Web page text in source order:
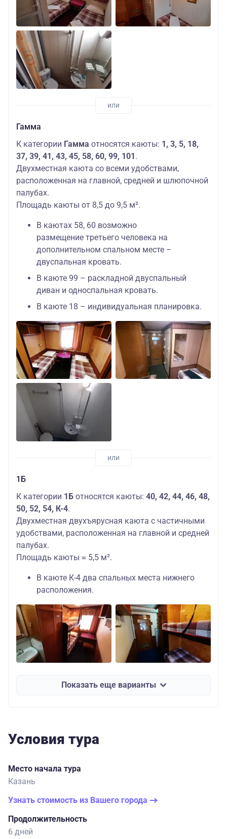
Гамма
К категории Гамма относятся каюты: 1, 3, 5, 18,
37, 39, 41, 43, 45, 58, 60, 99, 101.
Двухместная каюта со всеми удобствами,
расположенная на главной, средней и шлюпочной
палубах.
Площадь каюты от 8,5 до 9,5 м².
В каютах 58, 60 возможно
размещение третьего человека на
дополнительном спальном месте –
двуспальная кровать.
В каюте 99 – раскладной двуспальный
диван и односпальная кровать.
В каюте 18 – индивидуальная планировка.
1Б
К категории 1Б относятся каюты: 40, 42, 44, 46, 48,
50, 52, 54, К-4.
Двухместная двухъярусная каюта с частичными
удобствами, расположенная на главной и средней
палубах.
Площадь каюты ≈ 5,5 м².
В каюте К-4 два спальных места нижнего
расположения.
Показать еще варианты
Условия тура
Место начала тура
Казань
Узнать стоимость из Вашего города
Продолжительность
6 дней